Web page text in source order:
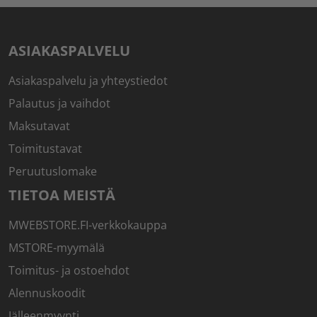
ASIAKASPALVELU
Asiakaspalvelu ja yhteystiedot
Palautus ja vaihdot
Maksutavat
Toimitustavat
Peruutuslomake
TIETOA MEISTÄ
MWEBSTORE.FI-verkkokauppa
MSTORE-myymälä
Toimitus- ja ostoehdot
Alennuskoodit